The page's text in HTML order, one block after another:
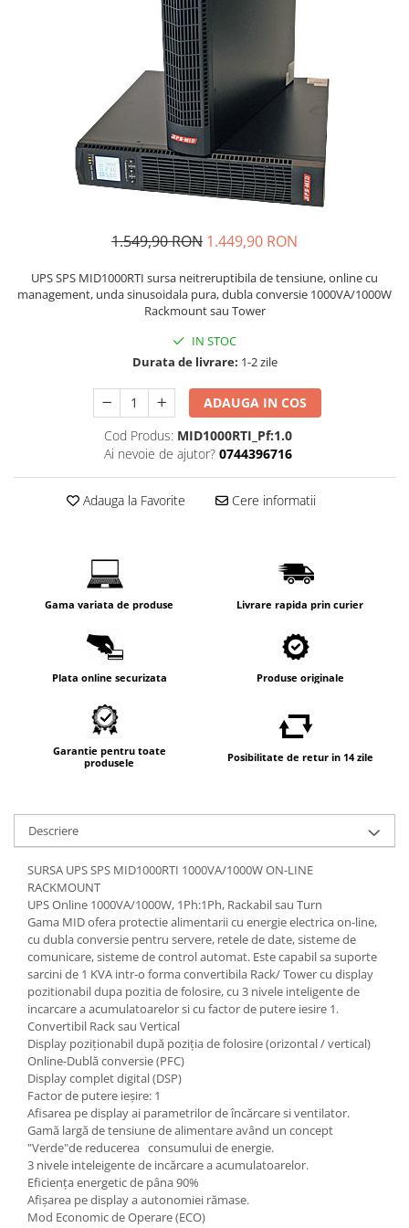
1.549,90 RON 1.449,90 RON
UPS SPS MID1000RTI sursa neitreruptibila de tensiune, online cu
management, unda sinusoidala pura, dubla conversie 1000VA/1000W
Rackmount sau Tower
IN STOC
Durata de livrare: 1-2 zile
ADAUGA IN COS
Cod Produs: MID1000RTI_Pf:1.0
Ai nevoie de ajutor? 0744396716
Adauga la Favorite Cere informatii
Gama variata de produse Livrare rapida prin curier
Plata online securizata Produse originale
Garantie pentru toate
produsele
Posibilitate de retur in 14 zile
Descriere
SURSA UPS SPS MID1000RTI 1000VA/1000W ON-LINE
RACKMOUNT
UPS Online 1000VA/1000W, 1Ph:1Ph, Rackabil sau Turn
Gama MID ofera protectie alimentarii cu energie electrica on-line,
cu dubla conversie pentru servere, retele de date, sisteme de
comunicare, sisteme de control automat. Este capabil sa suporte
sarcini de 1 KVA intr-o forma convertibila Rack/ Tower cu display
pozitionabil dupa pozitia de folosire, cu 3 nivele inteligente de
incarcare a acumulatoarelor si cu factor de putere iesire 1.
Convertibil Rack sau Vertical
Display poziţionabil după poziţia de folosire (orizontal / vertical)
Online-Dublă conversie (PFC)
Display complet digital (DSP)
Factor de putere ieşire: 1
Afisarea pe display ai parametrilor de încărcare si ventilator.
Gamă largă de tensiune de alimentare având un concept
"Verde"de reducerea consumului de energie.
3 nivele inteleigente de incărcare a acumulatoarelor.
Eficienţa energetic de pâna 90%
Afişarea pe display a autonomiei rămase.
Mod Economic de Operare (ECO)